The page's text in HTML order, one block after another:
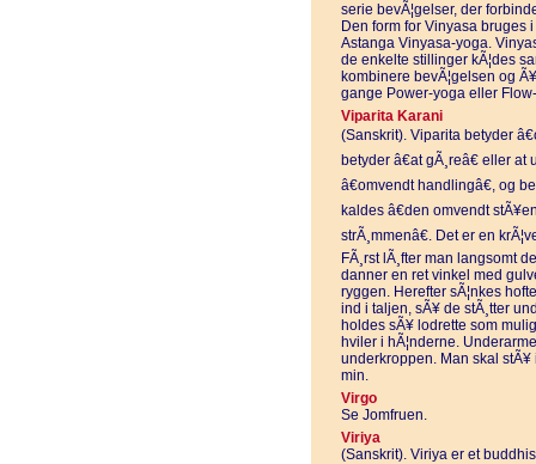
serie bevÃ¦gelser, der
Den form for Vinyasa bruges
Astanga Vinyasa-yoga.
de enkelte stillinger kÃ¦des
kombinere bevÃ¦gelsen og
gange Power-yoga eller
Viparita Karani
(Sanskrit). Viparita betyder
betyder â€at gÃ¸reâ€ eller
â€omvendt handlingâ€, og
kaldes â€den omvendt
strÃ¸mmenâ€. Det er en
FÃ¸rst lÃ¸fter man langsomt
danner en ret vinkel med
ryggen. Herefter sÃ¦nkes
ind i taljen, sÃ¥ de stÃ¸tter
holdes sÃ¥ lodrette som
hviler i hÃ¦nderne.
underkroppen. Man skal stÃ¥
min.
Virgo
Se Jomfruen.
Viriya
(Sanskrit). Viriya er et